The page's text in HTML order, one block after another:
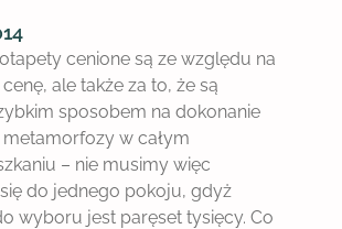
cenione są ze względu na
ale także za to, że są
sposobem na dokonanie
w całym
– nie musimy więc
do jednego pokoju, gdyż
wyboru jest paręset tysięcy. Co